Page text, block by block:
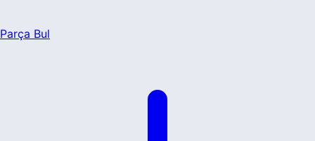
Parça Bul